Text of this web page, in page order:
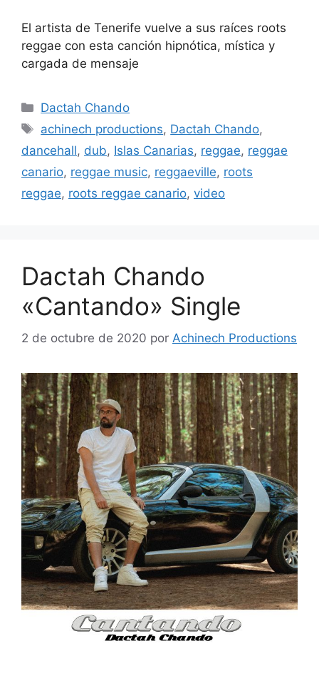
El artista de Tenerife vuelve a sus raíces roots
reggae con esta canción hipnótica, mística y
cargada de mensaje
Dactah Chando
achinech productions, Dactah Chando,
dancehall, dub, Islas Canarias, reggae, reggae
canario, reggae music, reggaeville, roots
reggae, roots reggae canario, video
Dactah Chando
«Cantando» Single
2 de octubre de 2020 por Achinech Productions